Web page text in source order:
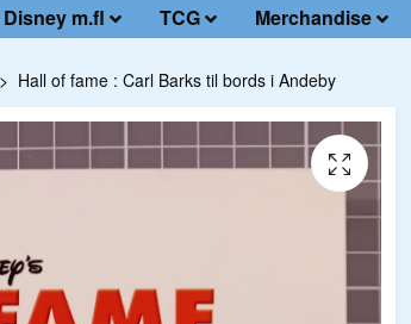
Disney m.fl TCG Merchandise
Hall of fame : Carl Barks til bords i Andeby